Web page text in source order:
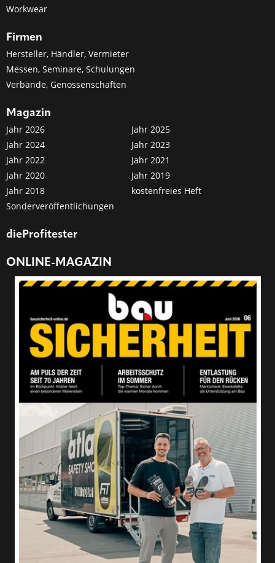
Workwear
Firmen
Hersteller, Händler, Vermieter
Messen, Seminare, Schulungen
Verbände, Genossenschaften
Magazin
Jahr 2026
Jahr 2025
Jahr 2024
Jahr 2023
Jahr 2022
Jahr 2021
Jahr 2020
Jahr 2019
Jahr 2018
kostenfreies Heft
Sonderveröffentlichungen
dieProfitester
ONLINE-MAGAZIN